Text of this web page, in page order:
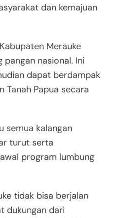
dan kemajuan
Merauke
nasional. Ini
dapat berdampak
Tanah Papua secara
semua kalangan
turut serta
program lumbung
tidak bisa berjalan
dukungan dari